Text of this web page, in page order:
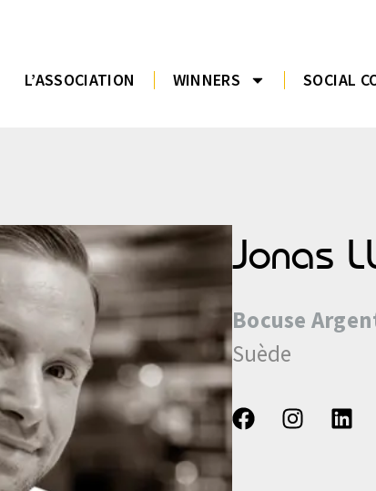
L’ASSOCIATION WINNERS SOCIAL
Jonas
Bocuse
Suède